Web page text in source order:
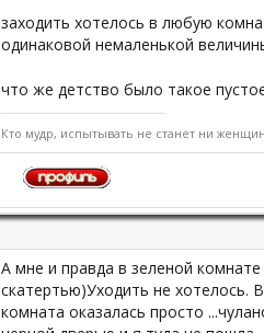
заходить хотелось в любую
одинаковой немаленькой
что же детство было такое
Кто мудр, испытывать не станет ни
А мне и правда в зеленой
скатертью)Уходить не хотелось.
комната оказалась просто